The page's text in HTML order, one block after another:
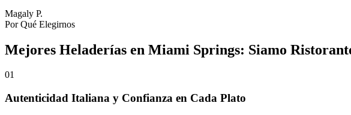
Magaly P.
Por Qué Elegirnos
Mejores Heladerías en Miami Springs: Siamo
01
Autenticidad Italiana y Confianza en Cada Plato